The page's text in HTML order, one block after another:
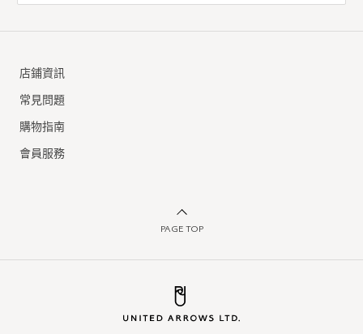
店鋪資訊
常見問題
購物指南
會員服務
PAGE TOP